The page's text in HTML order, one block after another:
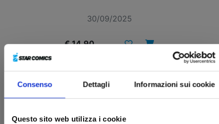
Consenso Dettagli Informazioni sui cookie
Questo sito web utilizza i cookie
30/09/2025
€ 14,90